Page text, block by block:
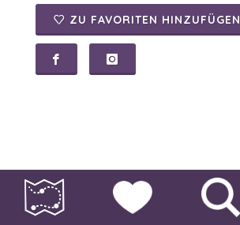
ZU FAVORITEN HINZUFÜGEN